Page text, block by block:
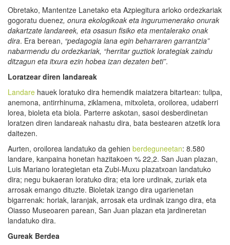
Obretako, Mantentze Lanetako eta Azpiegitura arloko ordezkariak
gogoratu duenez, onura ekologikoak eta ingurumenerako onurak
dakartzate landareek, eta osasun fisiko eta mentalerako onak
dira. Era berean, “pedagogia lana egin beharraren garrantzia”
nabarmendu du ordezkariak, “herritar guztiok lorategiak zaindu
ditzagun eta itxura ezin hobea izan dezaten beti”.
Loratzear diren landareak
Landare hauek loratuko dira hemendik maiatzera bitartean: tulipa,
anemona, antirrhinuma, ziklamena, mitxoleta, oroilorea, udaberri
lorea, bioleta eta biola. Parterre askotan, sasoi desberdinetan
loratzen diren landareak nahastu dira, bata bestearen atzetik lora
daitezen.
Aurten, oroilorea landatuko da gehien berdeguneetan: 8.580
landare, kanpaina honetan hazitakoen % 22,2. San Juan plazan,
Luis Mariano lorategietan eta Zubi-Muxu plazatxoan landatuko
dira; negu bukaeran loratuko dira; eta lore urdinak, zuriak eta
arrosak emango dituzte. Bioletak izango dira ugarienetan
bigarrenak: horiak, laranjak, arrosak eta urdinak izango dira, eta
Oiasso Museoaren parean, San Juan plazan eta jardineretan
landatuko dira.
Gureak Berdea